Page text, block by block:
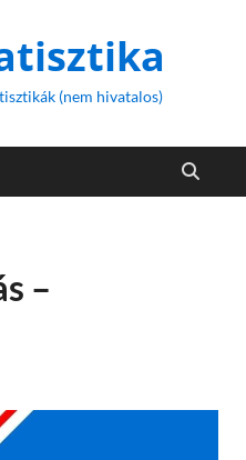
(nem hivatalos)
–